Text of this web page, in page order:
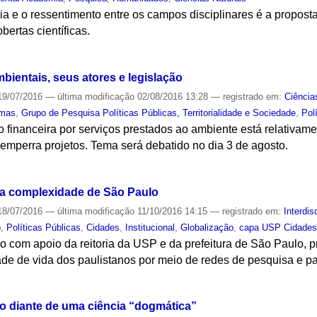
e o ressentimento entre os campos disciplinares é a
científicas.
seus atores e legislação
07/2016— última modificação 02/08/2016 13:28— registrado em:
,Grupo de Pesquisa Políticas Públicas, Territorialidade e Sociedade
financeira por serviços prestados ao ambiente está
projetos. Tema será debatido no dia 3 de agosto.
complexidade de São Paulo
07/2016— última modificação 11/10/2016 14:15— registrado em:
Políticas Públicas ,Cidades Institucional ,Globalização ,capa USP
com apoio da reitoria da USP e da prefeitura de São Paulo,
de vida dos paulistanos por meio de redes de pesquisa e
diante de uma ciência “dogmática”